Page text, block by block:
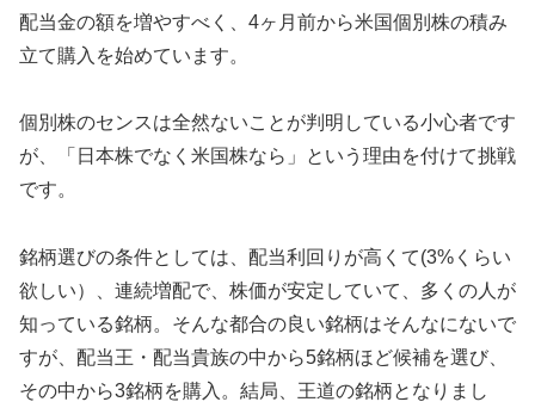
配当金の額を増やすべく、4ヶ月前から米国個別株の積み
立て購入を始めています。
個別株のセンスは全然ないことが判明している小心者です
が、「日本株でなく米国株なら」という理由を付けて挑戦
です。
銘柄選びの条件としては、配当利回りが高くて(3%くらい
欲しい）、連続増配で、株価が安定していて、多くの人が
知っている銘柄。そんな都合の良い銘柄はそんなにないで
すが、配当王・配当貴族の中から5銘柄ほど候補を選び、
その中から3銘柄を購入。結局、王道の銘柄となりまし